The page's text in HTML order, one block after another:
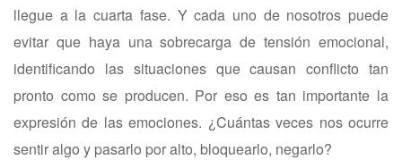
llegue a la cuarta fase. Y cada uno de nosotros puede
evitar que haya una sobrecarga de tensión emocional,
identificando las situaciones que causan conflicto tan
pronto como se producen. Por eso es tan importante la
expresión de las emociones. ¿Cuántas veces nos ocurre
sentir algo y pasarlo por alto, bloquearlo, negarlo?